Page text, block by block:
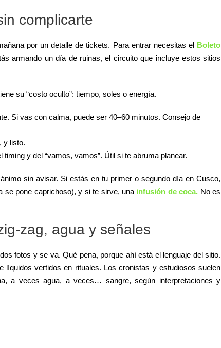
complicarte
por un detalle de tickets. Para entrar necesitas el Boleto
armando un día de ruinas, el circuito que incluye estos sitios
su “costo oculto”: tiempo, soles o energía.
Si vas con calma, puede ser 40–60 minutos. Consejo de
y listo.
y del “vamos, vamos”. Útil si te abruma planear.
sin avisar. Si estás en tu primer o segundo día en Cusco,
se pone caprichoso), y si te sirve, una infusión de coca. No es
zag, agua y señales
fotos y se va. Qué pena, porque ahí está el lenguaje del sitio.
vertidos en rituales. Los cronistas y estudiosos suelen
a veces agua, a veces… sangre, según interpretaciones y